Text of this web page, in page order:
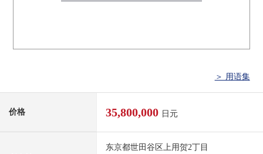
＞ 用语集
价格 35,800,000 日元
东京都世田谷区上用贺2丁目